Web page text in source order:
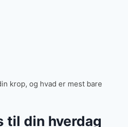
krop, og hvad er mest bare
til din hverdag